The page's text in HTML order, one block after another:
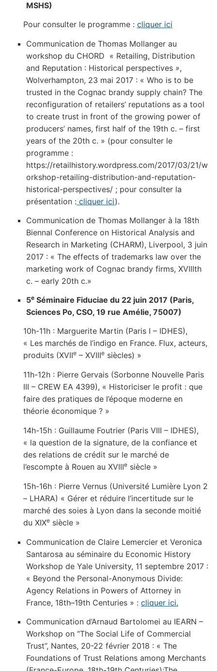
MSHS)
Pour consulter le programme : cliquer ici
Communication de Thomas Mollanger au
workshop du CHORD « Retailing, Distribution
and Reputation : Historical perspectives»,
Wolverhampton, 23 mai 2017 : « Who is to be
trusted in the Cognac brandy supply chain? The
reconfiguration of retailers’ reputations as a tool
to create trust in front of the growing power of
producers’ names, first half of the 19th c. – first
years of the 20th c. » (pour consulter le
programme :
https://retailhistory.wordpress.com/2017/03/21/w
orkshop-retailing-distribution-and-reputation-
historical-perspectives/ ; pour consulter la
présentation : cliquer ici).
Communication de Thomas Mollanger à la 18th
Biennal Conference on Historical Analysis and
Research in Marketing (CHARM), Liverpool, 3 juin
2017 : « The effects of trademarks law over the
marketing work of Cognac brandy firms, XVIIIth
c. – early 20th c.»
5eSéminaire Fiduciae du 22 juin 2017 (Paris,
Sciences Po, CSO, 19 rue Amélie, 75007)
10h-11h : Marguerite Martin (Paris I – IDHES),
« Les marchés de l’indigo en France. Flux, acteurs,
produits (XVIIe– XVIIIesiècles) »
11h-12h : Pierre Gervais (Sorbonne Nouvelle Paris
III – CREW EA 4399), « Historiciser le profit : que
faire des pratiques de l’époque moderne en
théorie économique ? »
14h-15h : Guillaume Foutrier (Paris VIII – IDHES),
« la question de la signature, de la confiance et
des relations de crédit sur le marché de
l’escompte à Rouen au XVIIIesiècle »
15h-16h : Pierre Vernus (Université Lumière Lyon 2
– LHARA) « Gérer et réduire l’incertitude sur le
marché des soies à Lyon dans la seconde moitié
du XIXesiècle »
Communication de Claire Lemercier et Veronica
Santarosa au séminaire du Economic History
Workshop de Yale University, 11 septembre 2017 :
« Beyond the Personal-Anonymous Divide:
Agency Relations in Powers of Attorney in
France, 18th–19th Centuries » : cliquer ici.
Communication d’Arnaud Bartolomei au IEARN –
Workshop on “The Social Life of Commercial
Trust”, Nantes, 20-22 février 2018 : « The
Foundations of Trust Relations among Merchants